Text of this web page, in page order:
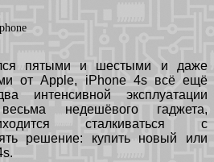
пятыми и шестыми и даже
от Apple, iPhone 4s всё ещё
интенсивной эксплуатации
недешёвого гаджета,
сталкиваться с
решение: купить новый или